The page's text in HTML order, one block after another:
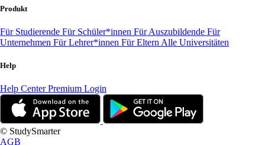
Produkt
Für Studierende Für Schüler*innen Für Auszubildende Für
Unternehmen Für Lehrer*innen Für Eltern Alle Universitäten
Help
Help CenterPremium Login
© StudySmarter
AGB